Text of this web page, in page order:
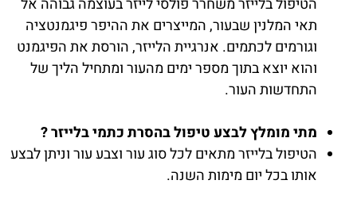
הטיפול בלייזר משחרר פולסי לייזר בעוצמה גבוהה אל
תאי המלנין שבעור, המייצרים את ההיפר פיגמנטציה
וגורמים לכתמים. אנרגיית הלייזר, הורסת את הפיגמנט
והוא יוצא בתוך מספר ימים מהעור ומתחיל הליך של
התחדשות העור.
מתי מומלץ לבצע טיפול בהסרת כתמי בלייזר ?
הטיפול בלייזר מתאים לכל סוג עור וצבע עור וניתן לבצע
אותו בכל יום מימות השנה.